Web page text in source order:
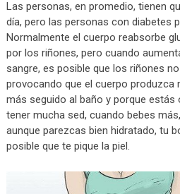
Las personas, en promedio, tienen
día, pero las personas con diabetes
Normalmente el cuerpo reabsorbe
por los riñones, pero cuando
sangre, es posible que los riñones
provocando que el cuerpo produzca
más seguido al baño y porque estás
tener mucha sed, cuando bebes
aunque parezcas bien hidratado, tu
posible que te pique la piel.